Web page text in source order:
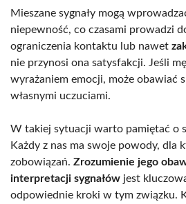
Mieszane sygnały mogą
niepewność, co czasami prowadzi
ograniczenia kontaktu lub nawet
nie przynosi ona satysfakcji. Jeśli
wyrażaniem emocji, może obawiać
własnymi uczuciami.
W takiej sytuacji warto pamiętać o
Każdy z nas ma swoje powody, dla
zobowiązań. Zrozumienie jego
interpretacji sygnałów jest
odpowiednie kroki w tym związku.